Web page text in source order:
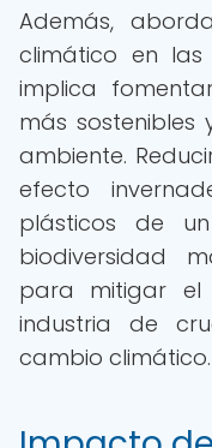
Además,
climático en
implica
más sostenibles
ambiente.
efecto
plásticos de
biodiversidad
para mitigar
industria de
cambio climático.